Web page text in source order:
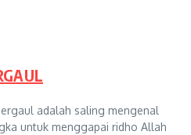
adalah saling mengenal
untuk menggapai ridho Allah